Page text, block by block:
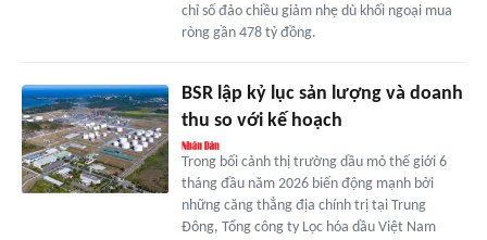
chỉ số đảo chiều giảm nhẹ dù khối ngoại mua
ròng gần 478 tỷ đồng.
BSR lập kỷ lục sản lượng và doanh
thu so với kế hoạch
Trong bối cảnh thị trường dầu mỏ thế giới 6
tháng đầu năm 2026 biến động mạnh bởi
những căng thẳng địa chính trị tại Trung
Đông, Tổng công ty Lọc hóa dầu Việt Nam